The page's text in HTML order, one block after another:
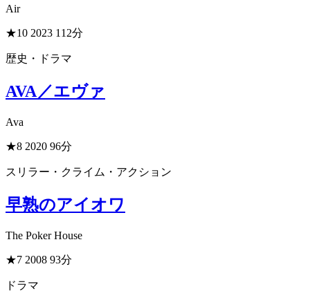
Air
★10 2023 112分
歴史・ドラマ
AVA／エヴァ
Ava
★8 2020 96分
スリラー・クライム・アクション
早熟のアイオワ
The Poker House
★7 2008 93分
ドラマ